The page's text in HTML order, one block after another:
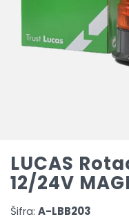
LUCAS
12/24V
Šifra: A-LBB203